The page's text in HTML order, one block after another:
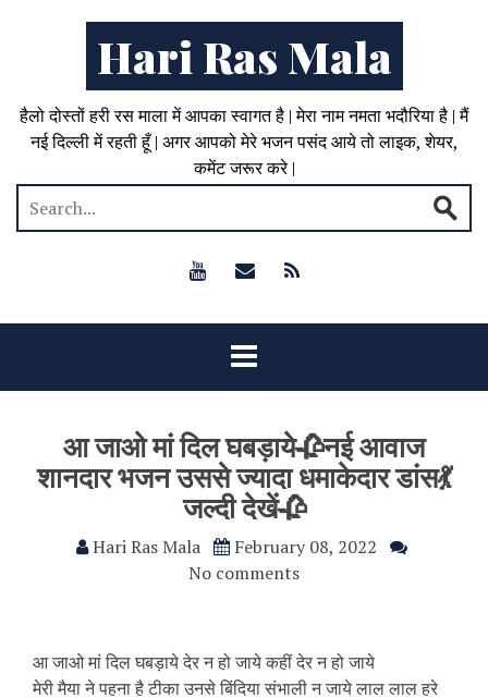
Hari Ras Mala
हैलो दोस्तों हरी रस माला में आपका स्वागत है | मेरा नाम नमता भदौरिया है | मैं
नई दिल्ली में रहती हूँ | अगर आपको मेरे भजन पसंद आये तो लाइक, शेयर,
कमेंट जरूर करे |
आ जाओ मां दिल घबड़ाये🥀नई आवाज
शानदार भजन उससे ज्यादा धमाकेदार डांस💃
जल्दी देखें🥀
Hari Ras Mala
February 08, 2022
No comments
आ जाओ मां दिल घबड़ाये देर न हो जाये कहीं देर न हो जाये
मेरी मैया ने पहना है टीका उनसे बिंदिया संभाली न जाये लाल लाल हरे